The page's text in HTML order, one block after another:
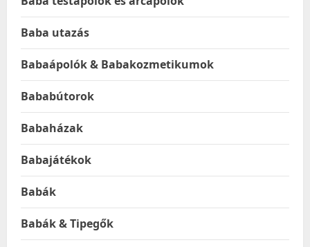
Baba utazás
Babaápolók & Babakozmetikumok
Bababútorok
Babaházak
Babajátékok
Babák
Babák & Tipegők